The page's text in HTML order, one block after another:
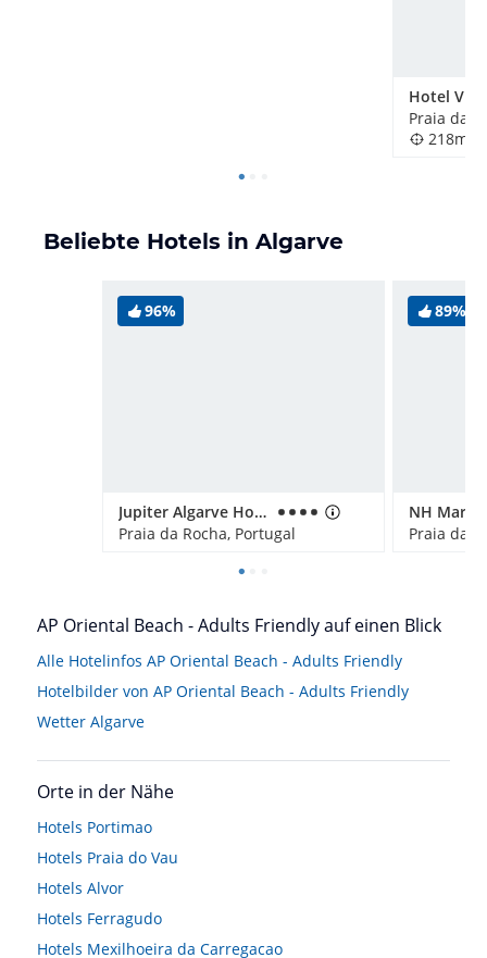
Hotel Vila
Praia da
218m
Beliebte Hotels in Algarve
96%
Jupiter Algarve Hotel
Praia da Rocha, Portugal
89%
Praia da
AP Oriental Beach - Adults Friendly auf einen Blick
Alle Hotelinfos AP Oriental Beach - Adults Friendly
Hotelbilder von AP Oriental Beach - Adults Friendly
Wetter Algarve
Orte in der Nähe
Hotels Portimao
Hotels Praia do Vau
Hotels Alvor
Hotels Ferragudo
Hotels Mexilhoeira da Carregacao